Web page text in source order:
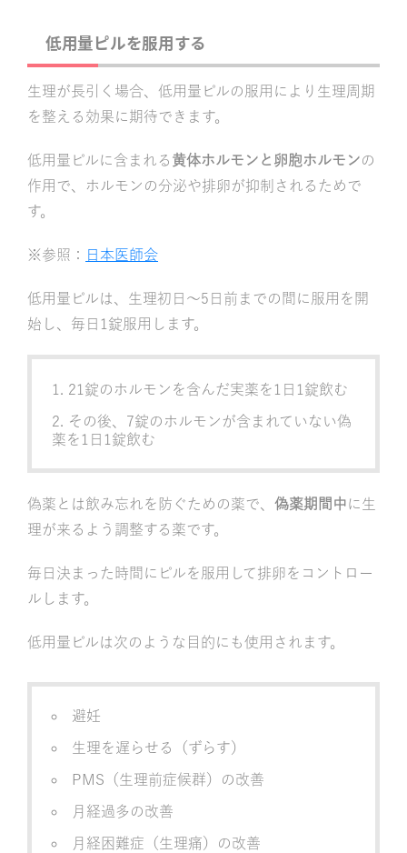
低用量ピルを服用する
生理が長引く場合、低用量ピルの服用により生理周期
を整える効果に期待できます。
低用量ピルに含まれる 黄体ホルモンと卵胞ホルモンの
作用で、ホルモンの分泌や排卵が抑制されるためで
す。
※参照： 日本医師会
低用量ピルは、生理初日〜5日前までの間に服用を開
始し、毎日1錠服用します。
21錠のホルモンを含んだ実薬を1日1錠飲む
その後、7錠のホルモンが含まれていない偽
薬を1日1錠飲む
偽薬とは飲み忘れを防ぐための薬で、 偽薬期間中に生
理が来るよう調整する薬です。
毎日決まった時間にピルを服用して排卵をコントロー
ルします。
低用量ピルは次のような目的にも使用されます。
避妊
生理を遅らせる（ずらす）
PMS（生理前症候群）の改善
月経過多の改善
月経困難症（生理痛）の改善